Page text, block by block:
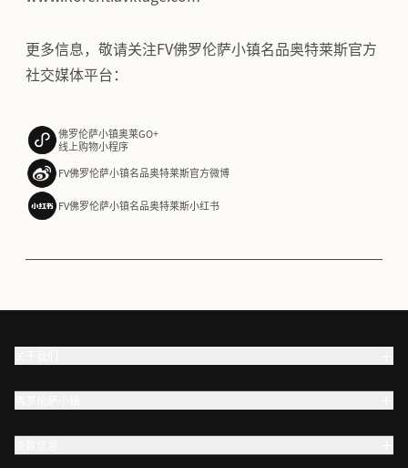
更多信息，敬请关注FV佛罗伦萨小镇名品奥特莱斯官方
社交媒体平台：
佛罗伦萨小镇奥莱GO+
线上购物小程序
FV佛罗伦萨小镇名品奥特莱斯官方微博
FV佛罗伦萨小镇名品奥特莱斯小红书